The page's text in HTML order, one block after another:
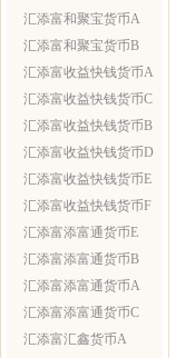
汇添富和聚宝货币A
汇添富和聚宝货币B
汇添富收益快钱货币A
汇添富收益快钱货币C
汇添富收益快钱货币B
汇添富收益快钱货币D
汇添富收益快钱货币E
汇添富收益快钱货币F
汇添富添富通货币E
汇添富添富通货币B
汇添富添富通货币A
汇添富添富通货币C
汇添富汇鑫货币A